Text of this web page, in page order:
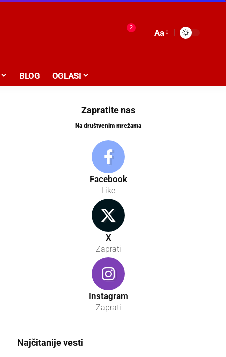
2
Aa
BLOG OGLASI
Zapratite nas
Na društvenim mrežama
Facebook
Like
X
Zaprati
Instagram
Zaprati
Najčitanije vesti